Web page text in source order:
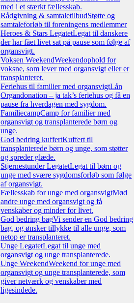
med i et stærkt fællesskab.
Rådgivning & samtaletilbudStøtte og
samtaleforløb til foreningens medlemmer
Heroes & Stars LegatetLegat til danskere
der har fået livet sat på pause som følge af
organsvigt.
Voksen WeekendWeekendophold for
voksne, som lever med organsvigt eller er
transplanteret.
Feriehus til familier med organsvigtLån
Organdonation – ja tak’s feriehus og få en
pause fra hverdagen med sygdom.
FamiliecampCamp for familier med
organsvigt og transplanterede børn og
unge.
God bedring kuffertKuffert til
transplanterede børn og unge, som støtter
og spreder glæde.
Stjernestunder LegatetLegat til børn og
unge med svære sygdomsforløb som følge
af organsvigt.
Fællesskab for unge med organsvigtMød
andre unge med organsvigt og få
venskaber og minder for livet.
God bedring bagVi sender en God bedring
bag, og ønsker tillykke til alle unge, som
netop er transplanteret.
Unge LegatetLegat til unge med
organsvigt og unge transplanterede.
Unge WeekendWeekend for unge med
organsvigt og unge transplanterede, som
giver netværk og venskaber med
ligesindede.